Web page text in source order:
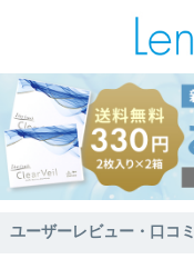
ユーザーレビュー・口コミ